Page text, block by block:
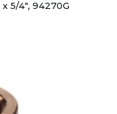
5/4", 94270G